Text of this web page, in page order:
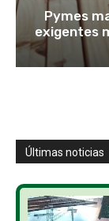
Pymes
exigentes
Últimas noticias